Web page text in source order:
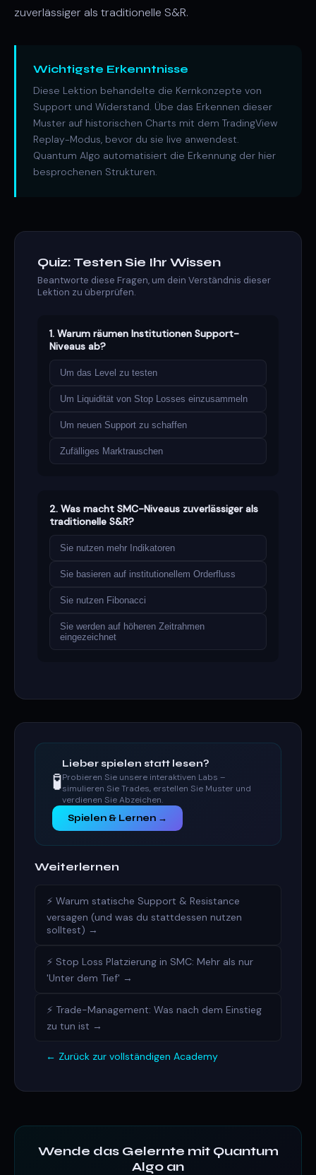
zuverlässiger als traditionelle S&R.
Wichtigste Erkenntnisse
Diese Lektion behandelte die Kernkonzepte von
Support und Widerstand. Übe das Erkennen dieser
Muster auf historischen Charts mit dem TradingView
Replay-Modus, bevor du sie live anwendest.
Quantum Algo automatisiert die Erkennung der hier
besprochenen Strukturen.
Quiz: Testen Sie Ihr Wissen
Beantworte diese Fragen, um dein Verständnis dieser
Lektion zu überprüfen.
1. Warum räumen Institutionen Support-
Niveaus ab?
Um das Level zu testen
Um Liquidität von Stop Losses einzusammeln
Um neuen Support zu schaffen
Zufälliges Marktrauschen
2. Was macht SMC-Niveaus zuverlässiger als
traditionelle S&R?
Sie nutzen mehr Indikatoren
Sie basieren auf institutionellem Orderfluss
Sie nutzen Fibonacci
Sie werden auf höheren Zeitrahmen
eingezeichnet
🧪
Lieber spielen statt lesen?
Probieren Sie unsere interaktiven Labs –
simulieren Sie Trades, erstellen Sie Muster und
verdienen Sie Abzeichen.
Spielen & Lernen →
Weiterlernen
⚡ Warum statische Support & Resistance
versagen (und was du stattdessen nutzen
solltest) →
⚡ Stop Loss Platzierung in SMC: Mehr als nur
'Unter dem Tief' →
⚡ Trade-Management: Was nach dem Einstieg
zu tun ist →
← Zurück zur vollständigen Academy
Wende das Gelernte mit Quantum
Algo an